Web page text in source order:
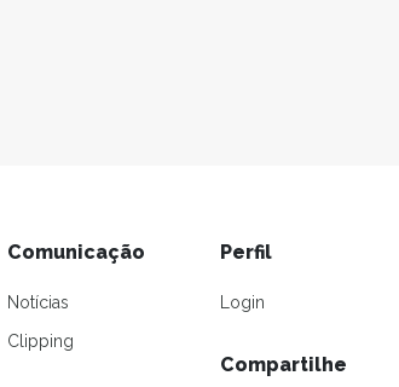
Comunicação
Notícias
Clipping
Perfil
Login
Compartilhe